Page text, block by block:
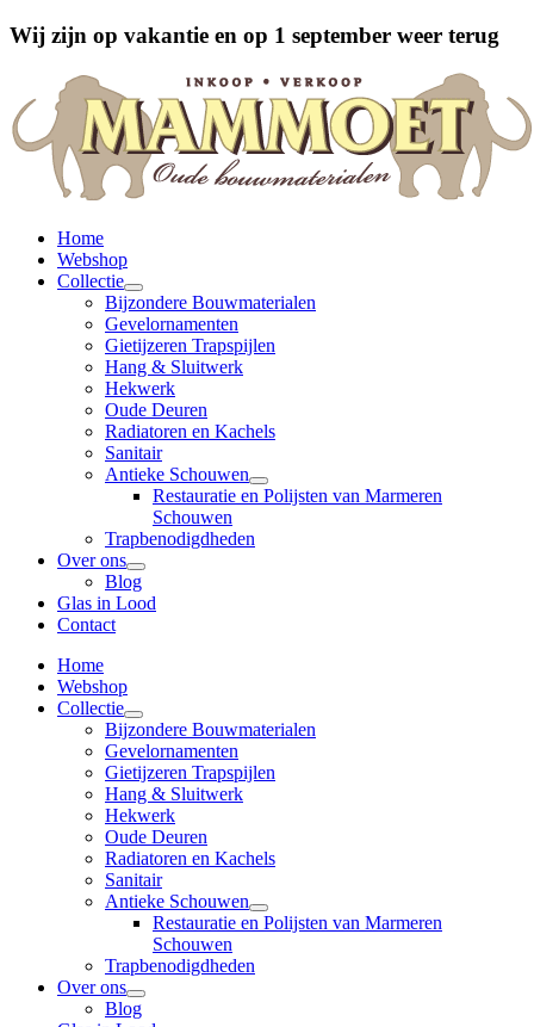
Wij zijn op vakantie en op 1 september weer terug
Home
Webshop
Collectie
Bijzondere Bouwmaterialen
Gevelornamenten
Gietijzeren Trapspijlen
Hang & Sluitwerk
Hekwerk
Oude Deuren
Radiatoren en Kachels
Sanitair
Antieke Schouwen
Restauratie en Polijsten van Marmeren
Schouwen
Trapbenodigdheden
Over ons
Blog
Glas in Lood
Contact
Home
Webshop
Collectie
Bijzondere Bouwmaterialen
Gevelornamenten
Gietijzeren Trapspijlen
Hang & Sluitwerk
Hekwerk
Oude Deuren
Radiatoren en Kachels
Sanitair
Antieke Schouwen
Restauratie en Polijsten van Marmeren
Schouwen
Trapbenodigdheden
Over ons
Blog